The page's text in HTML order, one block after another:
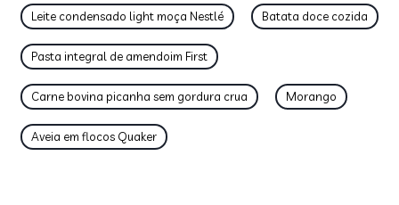
Leite condensado light moça Nestlé Batata doce cozida
Pasta integral de amendoim First
Carne bovina picanha sem gordura crua Morango
Aveia em flocos Quaker